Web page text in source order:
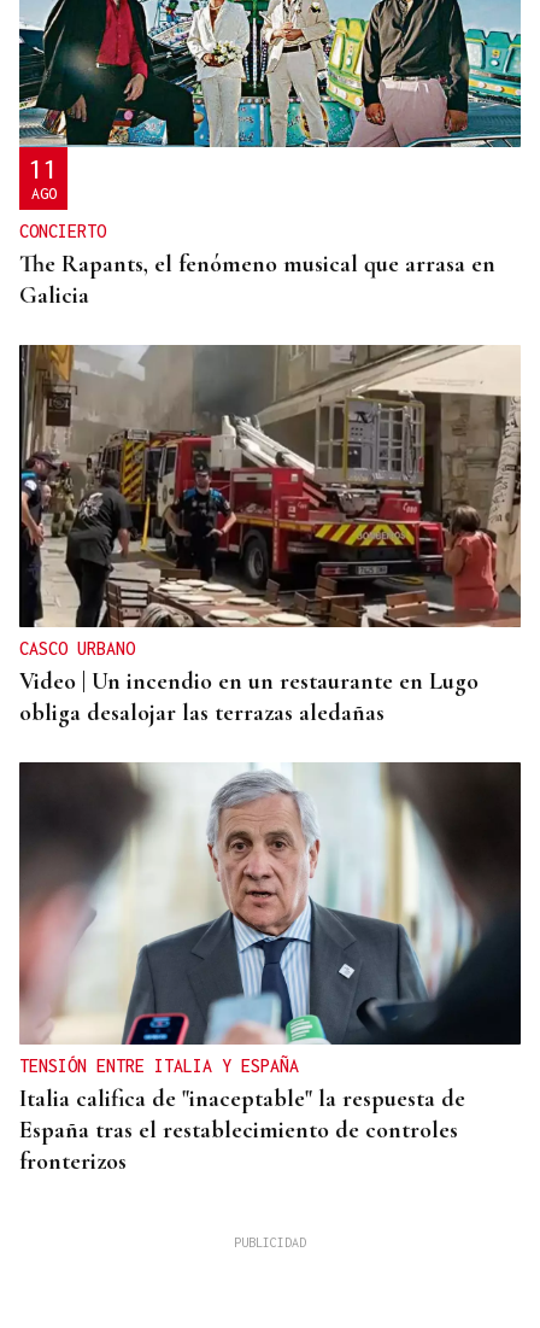
HELICOPTERO MEDICALIZADO
Un motorista en estado grave tras una colisión en
Velle
11
AGO
CONCIERTO
The Rapants, el fenómeno musical que arrasa en
Galicia
CASCO URBANO
Video | Un incendio en un restaurante en Lugo
obliga desalojar las terrazas aledañas
TENSIÓN ENTRE ITALIA Y ESPAÑA
Italia califica de "inaceptable" la respuesta de
España tras el restablecimiento de controles
fronterizos